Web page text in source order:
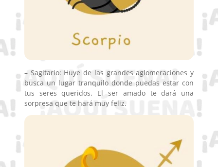
– Sagitario: Huye de las grandes aglomeraciones y
busca un lugar tranquilo donde puedas estar con
tus seres queridos. El ser amado te dará una
sorpresa que te hará muy feliz.